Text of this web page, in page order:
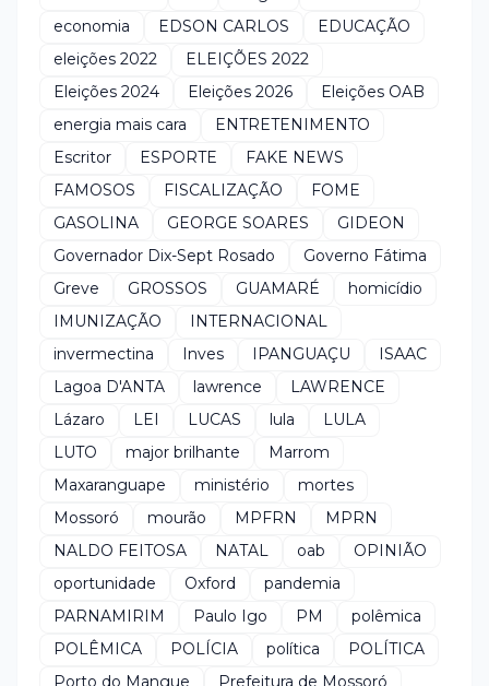
economia
EDSON CARLOS
EDUCAÇÃO
eleições 2022
ELEIÇÕES 2022
Eleições 2024
Eleições 2026
Eleições OAB
energia mais cara
ENTRETENIMENTO
Escritor
ESPORTE
FAKE NEWS
FAMOSOS
FISCALIZAÇÃO
FOME
GASOLINA
GEORGE SOARES
GIDEON
Governador Dix-Sept Rosado
Governo Fátima
Greve
GROSSOS GUAMARÉ
homicídio
IMUNIZAÇÃO
INTERNACIONAL
invermectina
Inves IPANGUAÇU
ISAAC
Lagoa D'ANTA
lawrence
LAWRENCE
Lázaro
LEI LUCAS lula
LULA
LUTO
major brilhante
Marrom
Maxaranguape
ministério
mortes
Mossoró
mourão MPFRN
MPRN
NALDO FEITOSA
NATAL oab
OPINIÃO
oportunidade
Oxford
pandemia
PARNAMIRIM
Paulo Igo PM
polêmica
POLÊMICA
POLÍCIA política
POLÍTICA
Porto do Mangue
Prefeitura de Mossoró